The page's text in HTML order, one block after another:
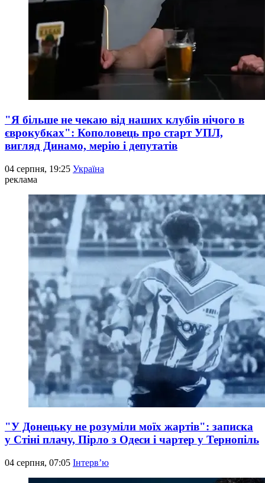
"Я більше не чекаю від наших клубів нічого в
єврокубках": Кополовець про старт УПЛ,
вигляд Динамо, мерію і депутатів
04 серпня, 19:25 Україна
реклама
"У Донецьку не розуміли моїх жартів": записка
у Стіні плачу, Пірло з Одеси і чартер у Тернопіль
04 серпня, 07:05 Інтерв’ю